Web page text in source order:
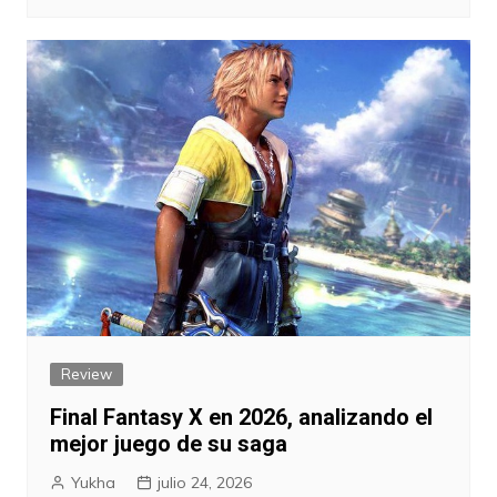
Review
Final Fantasy X en 2026, analizando el
mejor juego de su saga
Yukha julio 24, 2026